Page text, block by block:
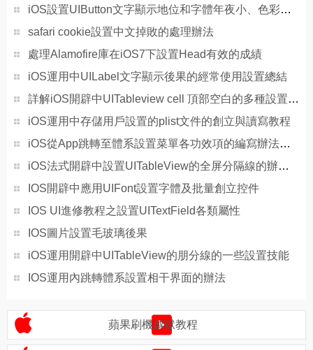
iOS設置UIButton文字顯示地位和字體年夜小、色彩的辦法
safari cookie設置中文掉敗的處理辦法
處理Alamofire庫在iOS7下設置Head有效的成績
iOS運用中UILabel文字顯示後果的經常使用設置總結
詳解iOS開辟中UITableview cell 頂部空白的多種設置辦法
iOS運用中存儲用戶設置的plist文件的創立與讀寫教程
iOS從App跳轉至體系設置菜單各功效項的編寫辦法講授
iOS法式開辟中設置UITableView的全屏分隔線的辦法(不畫線)
IOS開辟中應用UIFont設置字體及批量創立控件
IOS UI進修教程之設置UITextField各類屬性
IOS圖片設置毛玻璃後果
iOS運用開辟中UITableView的朋分線的一些設置技能
IOS運用內跳轉體系設置相干界面的辦法
蘋果刷機越獄教程